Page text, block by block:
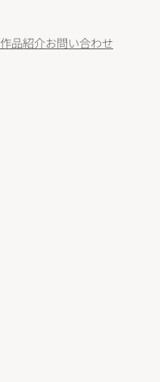
作品紹介お問い合わせ